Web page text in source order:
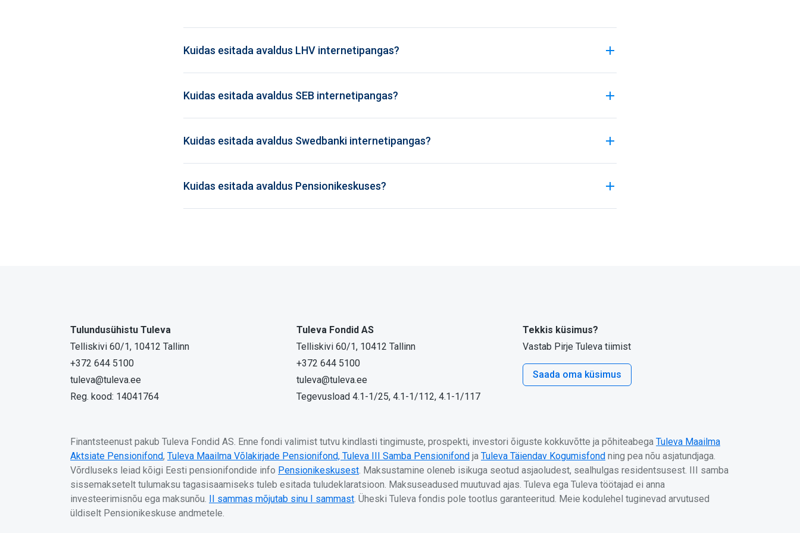
Kuidas esitada avaldus LHV internetipangas?
Kuidas esitada avaldus SEB internetipangas?
Kuidas esitada avaldus Swedbanki internetipangas?
Kuidas esitada avaldus Pensionikeskuses?
Tulundusühistu Tuleva
Telliskivi 60/1, 10412 Tallinn
+372 644 5100
tuleva@tuleva.ee
Reg. kood: 14041764
Tuleva Fondid AS
Telliskivi 60/1, 10412 Tallinn
+372 644 5100
tuleva@tuleva.ee
Tegevusload 4.1-1/25, 4.1-1/112, 4.1-1/117
Tekkis küsimus?
Vastab Pirje Tuleva tiimist
Saada oma küsimus
Finantsteenust pakub Tuleva Fondid AS. Enne fondi valimist tutvu kindlasti tingimuste, prospekti, investori õiguste kokkuvõtte ja põhiteabega Tuleva Maailma
Aktsiate Pensionifond, Tuleva Maailma Võlakirjade Pensionifond, Tuleva III Samba Pensionifond ja Tuleva Täiendav Kogumisfond ning pea nõu asjatundjaga.
Võrdluseks leiad kõigi Eesti pensionifondide info Pensionikeskusest. Maksustamine oleneb isikuga seotud asjaoludest, sealhulgas residentsusest. III samba
sissemaksetelt tulumaksu tagasisaamiseks tuleb esitada tuludeklaratsioon. Maksuseadused muutuvad ajas. Tuleva ega Tuleva töötajad ei anna
investeerimisnõu ega maksunõu. II sammas mõjutab sinu I sammast. Üheski Tuleva fondis pole tootlus garanteeritud. Meie kodulehel tuginevad arvutused
üldiselt Pensionikeskuse andmetele.